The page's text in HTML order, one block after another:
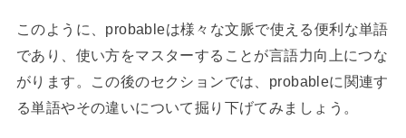
このように、probableは様々な文脈で使える便利な単語
であり、使い方をマスターすることが言語力向上につな
がります。この後のセクションでは、probableに関連す
る単語やその違いについて掘り下げてみましょう。